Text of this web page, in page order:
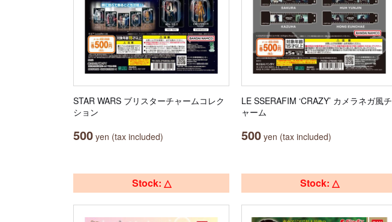
STAR WARS ブリスターチャームコレク
ション
500 yen (tax included)
LE SSERAFIM ‘CRAZY’ カメラネガ風チ
ャーム
500 yen (tax included)
Stock: △ Stock: △